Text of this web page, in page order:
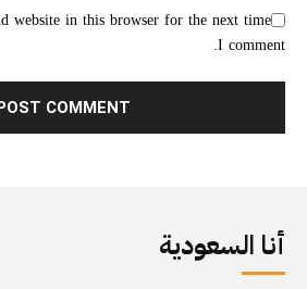
website in this browser for the next time
I comment.
أنا السعودية